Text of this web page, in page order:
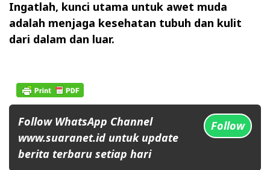
Ingatlah, kunci utama untuk awet muda
adalah menjaga kesehatan tubuh dan kulit
dari dalam dan luar.
Follow WhatsApp Channel
www.suaranet.id untuk update
berita terbaru setiap hari
Follow